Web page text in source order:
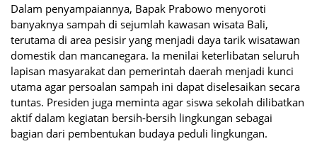
Dalam penyampaiannya, Bapak Prabowo menyoroti
banyaknya sampah di sejumlah kawasan wisata Bali,
terutama di area pesisir yang menjadi daya tarik wisatawan
domestik dan mancanegara. Ia menilai keterlibatan seluruh
lapisan masyarakat dan pemerintah daerah menjadi kunci
utama agar persoalan sampah ini dapat diselesaikan secara
tuntas. Presiden juga meminta agar siswa sekolah dilibatkan
aktif dalam kegiatan bersih-bersih lingkungan sebagai
bagian dari pembentukan budaya peduli lingkungan.